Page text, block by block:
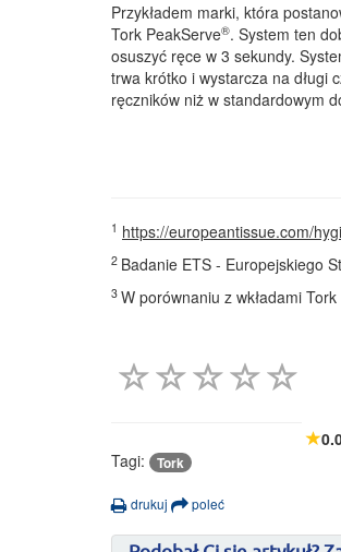
Przykładem marki, która
Tork PeakServe®. System ten
osuszyć ręce w 3 sekundy.
trwa krótko i wystarcza na długi
ręczników niż w standardowym
1 https://europeantissue.com/
2 Badanie ETS - Europejskiego
3 W porównaniu z wkładami
Tagi:
Tork
drukuj poleć